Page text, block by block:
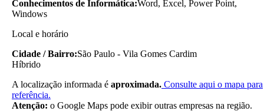
Conhecimentos de Informática:Word, Excel, Power Point,
Windows
Local e horário
Cidade / Bairro:São Paulo - Vila Gomes Cardim
Híbrido
A localização informada é aproximada. Consulte aqui o mapa para
referência.
Atenção: o Google Maps pode exibir outras empresas na região.